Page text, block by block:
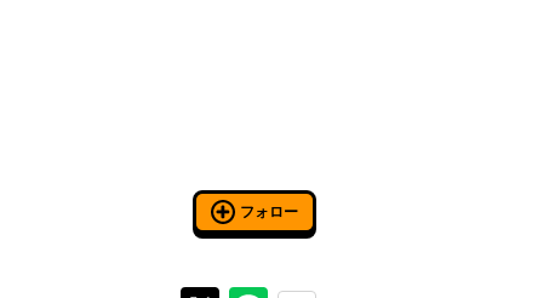
フォロー